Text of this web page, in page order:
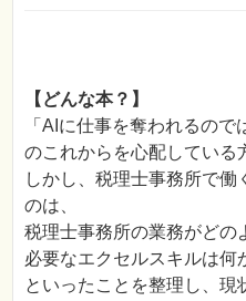
【どんな本？】
「AIに仕事を奪われるの
のこれからを心配している
しかし、税理士事務所で
のは、
税理士事務所の業務がどの
必要なエクセルスキルは何
といったことを整理し、